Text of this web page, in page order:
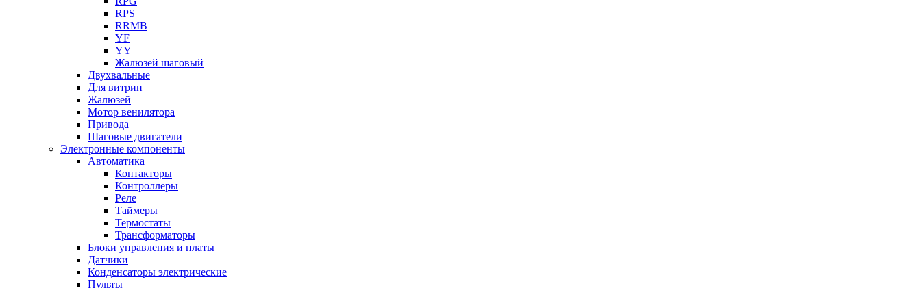
RPS
RRMB
YF
YY
Жалюзей шаговый
Двухвальные
Для витрин
Жалюзей
Мотор венилятора
Привода
Шаговые двигатели
Электронные компоненты
Автоматика
Контакторы
Контроллеры
Реле
Таймеры
Термостаты
Трансформаторы
Блоки управления и платы
Датчики
Конденсаторы электрические
Пульты